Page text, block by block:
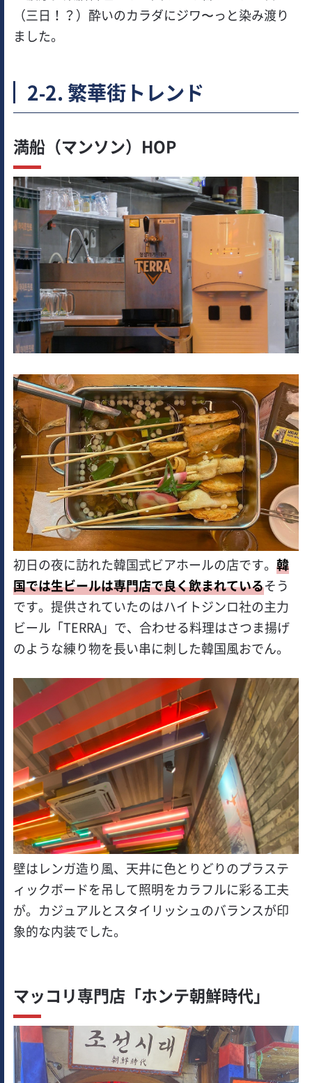
（三日！？）酔いのカラダにジワ〜っと染み渡り
ました。
2-2. 繁華街トレンド
満船（マンソン）HOP
初日の夜に訪れた韓国式ビアホールの店です。韓
国では生ビールは専門店で良く飲まれているそう
です。提供されていたのはハイトジンロ社の主力
ビール「TERRA」で、合わせる料理はさつま揚げ
のような練り物を長い串に刺した韓国風おでん。
壁はレンガ造り風、天井に色とりどりのプラステ
ィックボードを吊して照明をカラフルに彩る工夫
が。カジュアルとスタイリッシュのバランスが印
象的な内装でした。
マッコリ専門店「ホンテ朝鮮時代」